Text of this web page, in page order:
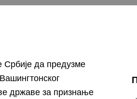
да предузме
државе за признање